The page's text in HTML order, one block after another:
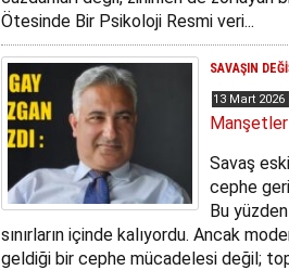
Ötesinde Bir Psikoloji Resmi veri...
SAVAŞIN
13 Mart 2026
Manşetler
Savaş
cephe
Bu
sınırların içinde kalıyordu. Ancak
geldiği bir cephe mücadelesi değil;